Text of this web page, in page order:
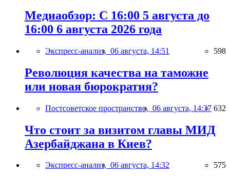
Медиаобзор: С 16:00 5 августа до
16:00 6 августа 2026 года
Экспресс-анализ, 06 августа, 14:51 598
Революция качества на таможне
или новая бюрократия?
Постсоветское пространство, 06 августа, 14:37 632
Что стоит за визитом главы МИД
Азербайджана в Киев?
Экспресс-анализ, 06 августа, 14:32 575